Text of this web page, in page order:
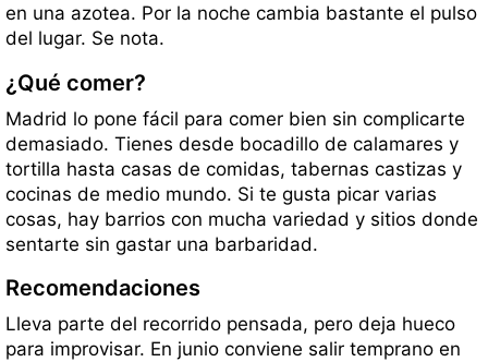
en una azotea. Por la noche cambia bastante el pulso
del lugar. Se nota.
¿Qué comer?
Madrid lo pone fácil para comer bien sin complicarte
demasiado. Tienes desde bocadillo de calamares y
tortilla hasta casas de comidas, tabernas castizas y
cocinas de medio mundo. Si te gusta picar varias
cosas, hay barrios con mucha variedad y sitios donde
sentarte sin gastar una barbaridad.
Recomendaciones
Lleva parte del recorrido pensada, pero deja hueco
para improvisar. En junio conviene salir temprano en